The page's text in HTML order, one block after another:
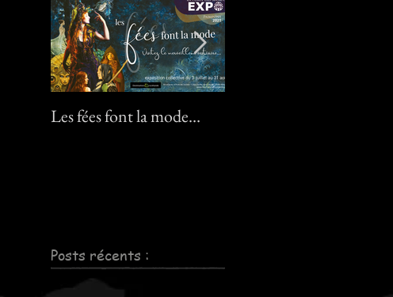
Les fées font la mode…
Posts récents :